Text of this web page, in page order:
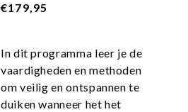
€179,95
In dit programma leer je de
vaardigheden en methoden
om veilig en ontspannen te
duiken wanneer het het